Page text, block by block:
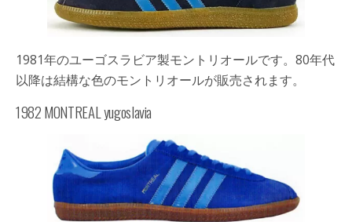
1981年のユーゴスラビア製モントリオールです。80年代
以降は結構な色のモントリオールが販売されます。
1982 MONTREAL yugoslavia